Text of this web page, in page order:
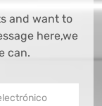
and want to
here,we
can.